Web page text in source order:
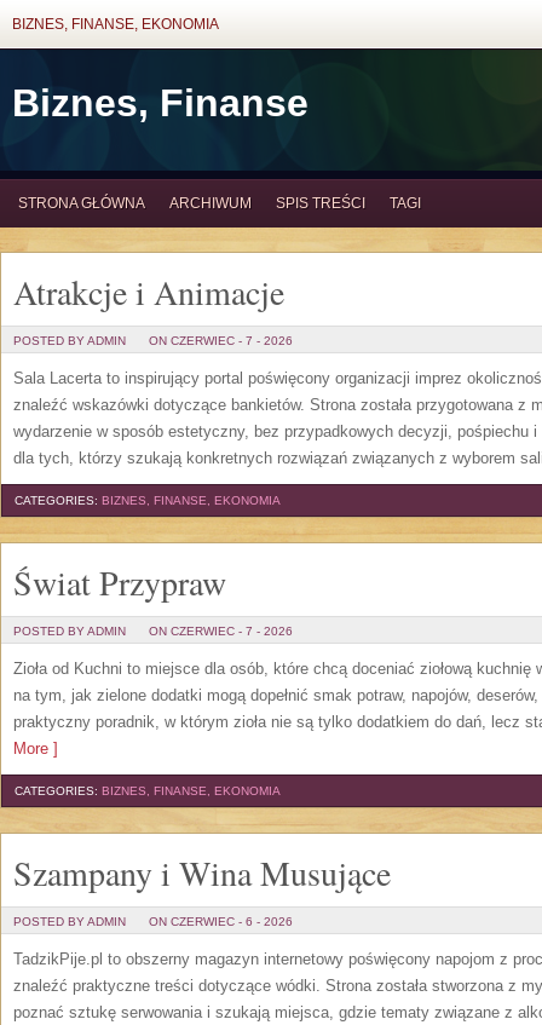
BIZNES, FINANSE, EKONOMIA
Biznes, Finanse
STRONA GŁÓWNA ARCHIWUM SPIS TREŚCI TAGI
Atrakcje i Animacje
POSTED BY ADMIN ON CZERWIEC - 7 - 2026
Sala Lacerta to inspirujący portal poświęcony organizacji imprez
znaleźć wskazówki dotyczące bankietów. Strona została przygotowana z
wydarzenie w sposób estetyczny, bez przypadkowych decyzji, pośpiechu
dla tych, którzy szukają konkretnych rozwiązań związanych z wyborem
CATEGORIES: BIZNES, FINANSE, EKONOMIA
Świat Przypraw
POSTED BY ADMIN ON CZERWIEC - 7 - 2026
Zioła od Kuchni to miejsce dla osób, które chcą doceniać ziołową
na tym, jak zielone dodatki mogą dopełnić smak potraw, napojów,
praktyczny poradnik, w którym zioła nie są tylko dodatkiem do dań, lecz
More ]
CATEGORIES: BIZNES, FINANSE, EKONOMIA
Szampany i Wina Musujące
POSTED BY ADMIN ON CZERWIEC - 6 - 2026
TadzikPije.pl to obszerny magazyn internetowy poświęcony napojom z
znaleźć praktyczne treści dotyczące wódki. Strona została stworzona z
poznać sztukę serwowania i szukają miejsca, gdzie tematy związane z